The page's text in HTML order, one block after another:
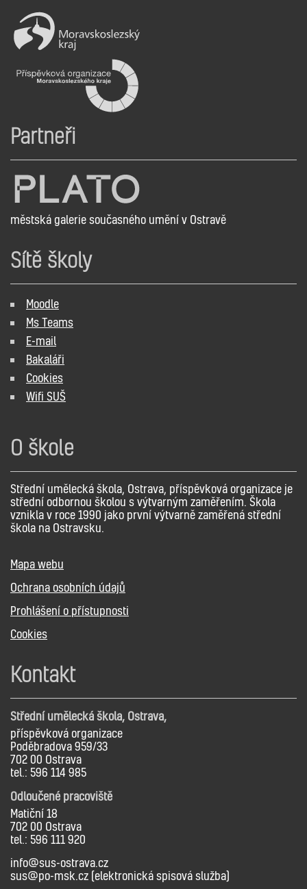
Partneři
městská galerie současného umění v Ostravě
Sítě školy
Moodle
Ms Teams
E-mail
Bakaláři
Cookies
Wifi SUŠ
O škole
Střední umělecká škola, Ostrava, příspěvková organizace je
střední odbornou školou s výtvarným zaměřením. Škola
vznikla v roce 1990 jako první výtvarně zaměřená střední
škola na Ostravsku.
Mapa webu
Ochrana osobních údajů
Prohlášení o přístupnosti
Cookies
Kontakt
Střední umělecká škola, Ostrava,
příspěvková organizace
Poděbradova 959/33
702 00 Ostrava
tel.: 596 114 985
Odloučené pracoviště
Matiční 18
702 00 Ostrava
tel.: 596 111 920
info@sus-ostrava.cz
sus@po-msk.cz (elektronická spisová služba)